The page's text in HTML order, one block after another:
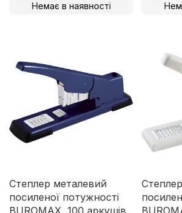
Немає в наявності
Степлер металевий
посиленої потужності
BUROMAX, 100 аркушів,